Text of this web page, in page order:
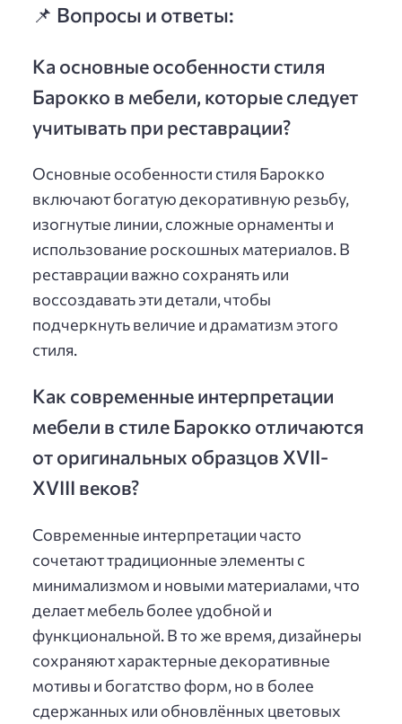
📌 Вопросы и ответы:
Ка основные особенности стиля
Барокко в мебели, которые следует
учитывать при реставрации?
Основные особенности стиля Барокко
включают богатую декоративную резьбу,
изогнутые линии, сложные орнаменты и
использование роскошных материалов. В
реставрации важно сохранять или
воссоздавать эти детали, чтобы
подчеркнуть величие и драматизм этого
стиля.
Как современные интерпретации
мебели в стиле Барокко отличаются
от оригинальных образцов XVII-
XVIII веков?
Современные интерпретации часто
сочетают традиционные элементы с
минимализмом и новыми материалами, что
делает мебель более удобной и
функциональной. В то же время, дизайнеры
сохраняют характерные декоративные
мотивы и богатство форм, но в более
сдержанных или обновлённых цветовых